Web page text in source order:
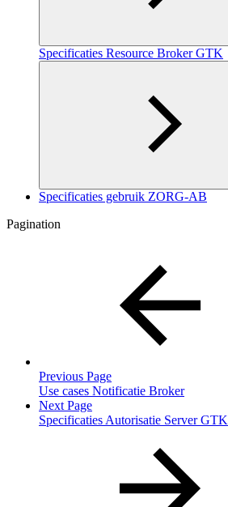
Specificaties Resource Broker GTK
Specificaties gebruik ZORG-AB
Pagination
Previous Page
Use cases Notificatie Broker
Next Page
Specificaties Autorisatie Server GTK